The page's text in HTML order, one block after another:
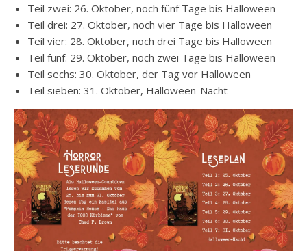
Teil zwei: 26. Oktober, noch fünf Tage bis Halloween
Teil drei: 27. Oktober, noch vier Tage bis Halloween
Teil vier: 28. Oktober, noch drei Tage bis Halloween
Teil fünf: 29. Oktober, noch zwei Tage bis Halloween
Teil sechs: 30. Oktober, der Tag vor Halloween
Teil sieben: 31. Oktober, Halloween-Nacht